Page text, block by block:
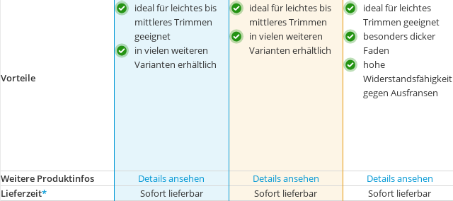
Vorteile
ideal für leichtes bis
mittleres Trimmen
geeignet
in vielen weiteren
Varianten erhältlich
ideal für leichtes bis
mittleres Trimmen
in vielen weiteren
Varianten erhältlich
ideal für leichtes
Trimmen geeignet
besonders dicker
Faden
hohe
Widerstandsfähigkeit
gegen Ausfransen
Weitere Produktinfos Details ansehen Details ansehen Details ansehen
Lieferzeit* Sofort lieferbar Sofort lieferbar Sofort lieferbar